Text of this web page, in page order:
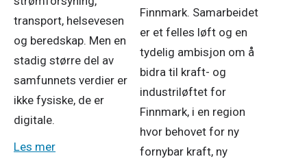
transport, helsevesen
og beredskap. Men en
stadig større del av
samfunnets verdier er
ikke fysiske, de er
digitale.
Les mer
Finnmark. Samarbeidet
er et felles løft og en
tydelig ambisjon om å
bidra til kraft- og
industriløftet for
Finnmark, i en region
hvor behovet for ny
fornybar kraft, ny